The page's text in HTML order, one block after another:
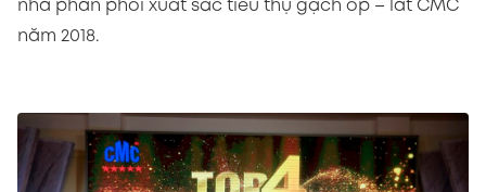
nhà phân phối xuất sắc tiêu thụ gạch ốp – lát CMC
năm 2018.